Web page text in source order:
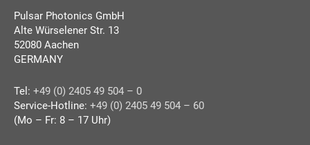
Pulsar Photonics GmbH
Alte Würselener Str. 13
52080 Aachen
GERMANY
Tel: +49 (0) 2405 49 504 – 0
Service-Hotline: +49 (0) 2405 49 504 – 60
(Mo – Fr: 8 – 17 Uhr)